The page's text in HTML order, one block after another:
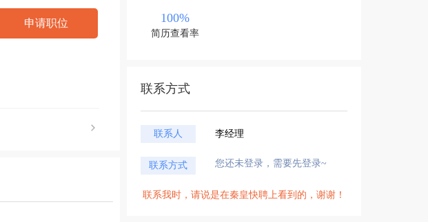
申请职位 100%
简历查看率
联系方式
联系人 李经理
联系方式 您还未登录，需要先登录~
联系我时，请说是在秦皇快聘上看到的，谢谢！